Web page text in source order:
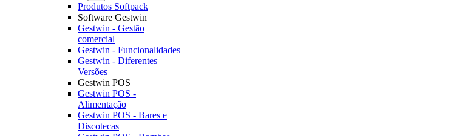
Produtos Softpack
Software Gestwin
Gestwin - Gestão
comercial
Gestwin - Funcionalidades
Gestwin - Diferentes
Versões
Gestwin POS
Gestwin POS -
Alimentação
Gestwin POS - Bares e
Discotecas